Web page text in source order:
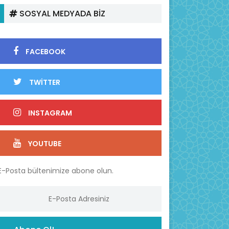
SOSYAL MEDYADA BİZ
FACEBOOK
TWİTTER
INSTAGRAM
YOUTUBE
Posta bültenimize abone olun.